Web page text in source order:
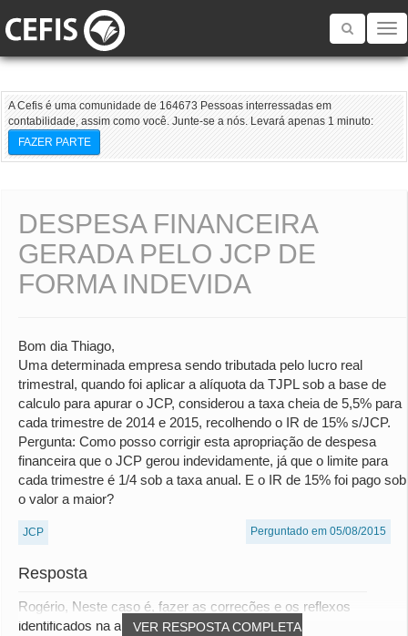
Toggle
A Cefis é uma comunidade de 164673 Pessoas interressadas em
contabilidade, assim como você. Junte-se a nós. Levará apenas 1 minuto:
FAZER PARTE
DESPESA FINANCEIRA
GERADA PELO JCP DE
FORMA INDEVIDA
Bom dia Thiago,
Uma determinada empresa sendo tributada pelo lucro real
trimestral, quando foi aplicar a alíquota da TJPL sob a base de
calculo para apurar o JCP, considerou a taxa cheia de 5,5% para
cada trimestre de 2014 e 2015, recolhendo o IR de 15% s/JCP.
Pergunta: Como posso corrigir esta apropriação de despesa
financeira que o JCP gerou indevidamente, já que o limite para
cada trimestre é 1/4 sob a taxa anual. E o IR de 15% foi pago sob
o valor a maior?
JCP Perguntado em 05/08/2015
Resposta
VER RESPOSTA COMPLETA
Rogério, Neste caso é, fazer as correções e os reflexos
identificados na apuração corrigir mediante...